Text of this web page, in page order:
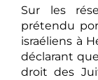
Sur les
prétendu
israéliens à
déclarant
droit des